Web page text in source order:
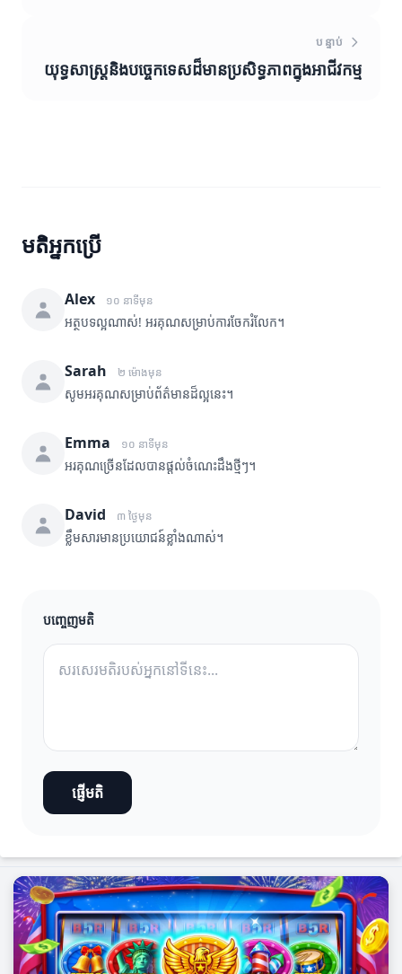
បន្ទាប់
យុទ្ធសាស្រ្តនិងបច្ចេកទេសដ៏មានប្រសិទ្ធភាពក្នុងអាជីវកម្ម
មតិអ្នកប្រើ
Alex ១០ នាទីមុន
អត្ថបទល្អណាស់! អរគុណសម្រាប់ការចែករំលែក។
Sarah ២ ម៉ោងមុន
សូមអរគុណសម្រាប់ព័ត៌មានដ៏ល្អនេះ។
Emma ១០ នាទីមុន
អរគុណច្រើនដែលបានផ្តល់ចំណេះដឹងថ្មីៗ។
David ៣ ថ្ងៃមុន
ខ្លឹមសារមានប្រយោជន៍ខ្លាំងណាស់។
បញ្ចេញមតិ
ផ្ញើមតិ